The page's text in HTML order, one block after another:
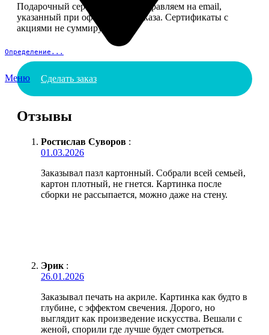
Определение...
Меню
Подарочный сертификат мы отправляем на email,
указанный при оформлении заказа. Сертификаты с
акциями не суммируются.
Сделать заказ
Отзывы
Ростислав Суворов :
01.03.2026
Заказывал пазл картонный. Собрали всей семьей,
картон плотный, не гнется. Картинка после
сборки не рассыпается, можно даже на стену.
Эрик :
26.01.2026
Заказывал печать на акриле. Картинка как будто в
глубине, с эффектом свечения. Дорого, но
выглядит как произведение искусства. Вешали с
женой, спорили где лучше будет смотреться.